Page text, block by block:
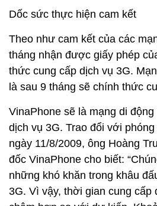
Dốc sức thực hiện cam kết
Theo như cam kết của các
tháng nhận được giấy phép
thức cung cấp dịch vụ 3G.
là sau 9 tháng sẽ chính thức
VinaPhone sẽ là mạng di
dịch vụ 3G. Trao đổi với
ngày 11/8/2009, ông Hoàng
đốc VinaPhone cho biết:
những khó khăn trong khâu
3G. Vì vậy, thời gian cung cấp